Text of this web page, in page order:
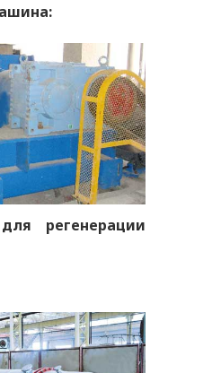
регенерации